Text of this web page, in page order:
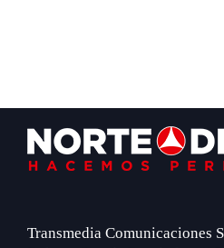
Footer
Transmedia Comunicaciones